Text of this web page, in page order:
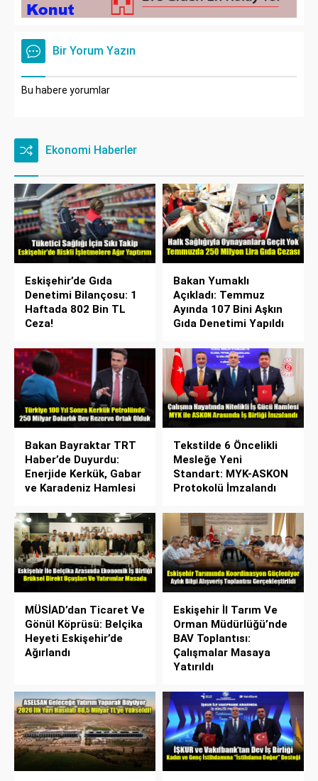
Bir Yorum Yazın
Bu habere yorumlar
Ekonomi Haberler
Eskişehir’de Gıda
Denetimi Bilançosu: 1
Haftada 802 Bin TL
Ceza!
Bakan Yumaklı
Açıkladı: Temmuz
Ayında 107 Bini Aşkın
Gıda Denetimi Yapıldı
Bakan Bayraktar TRT
Haber’de Duyurdu:
Enerjide Kerkük, Gabar
ve Karadeniz Hamlesi
Tekstilde 6 Öncelikli
Mesleğe Yeni
Standart: MYK-ASKON
Protokolü İmzalandı
MÜSİAD’dan Ticaret Ve
Gönül Köprüsü: Belçika
Heyeti Eskişehir’de
Ağırlandı
Eskişehir İl Tarım Ve
Orman Müdürlüğü’nde
BAV Toplantısı:
Çalışmalar Masaya
Yatırıldı